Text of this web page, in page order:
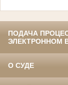
ПОДАЧА
ЭЛЕКТРОННОМ
О СУДЕ